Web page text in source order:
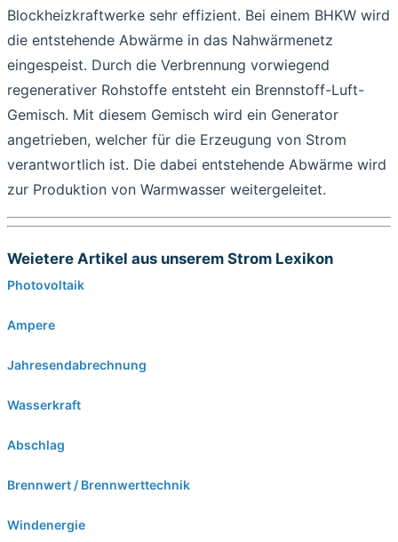
Blockheizkraftwerke sehr effizient. Bei einem BHKW wird
die entstehende Abwärme in das Nahwärmenetz
eingespeist. Durch die Verbrennung vorwiegend
regenerativer Rohstoffe entsteht ein Brennstoff-Luft-
Gemisch. Mit diesem Gemisch wird ein Generator
angetrieben, welcher für die Erzeugung von Strom
verantwortlich ist. Die dabei entstehende Abwärme wird
zur Produktion von Warmwasser weitergeleitet.
Weietere Artikel aus unserem Strom Lexikon
Photovoltaik
Ampere
Jahresendabrechnung
Wasserkraft
Abschlag
Brennwert / Brennwerttechnik
Windenergie